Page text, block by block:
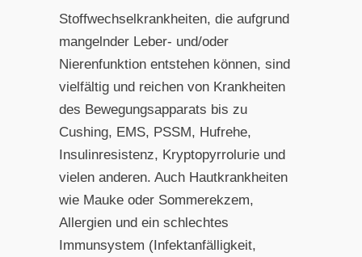
Stoffwechselkrankheiten, die aufgrund
mangelnder Leber- und/oder
Nierenfunktion entstehen können, sind
vielfältig und reichen von Krankheiten
des Bewegungsapparats bis zu
Cushing, EMS, PSSM, Hufrehe,
Insulinresistenz, Kryptopyrrolurie und
vielen anderen. Auch Hautkrankheiten
wie Mauke oder Sommerekzem,
Allergien und ein schlechtes
Immunsystem (Infektanfälligkeit,